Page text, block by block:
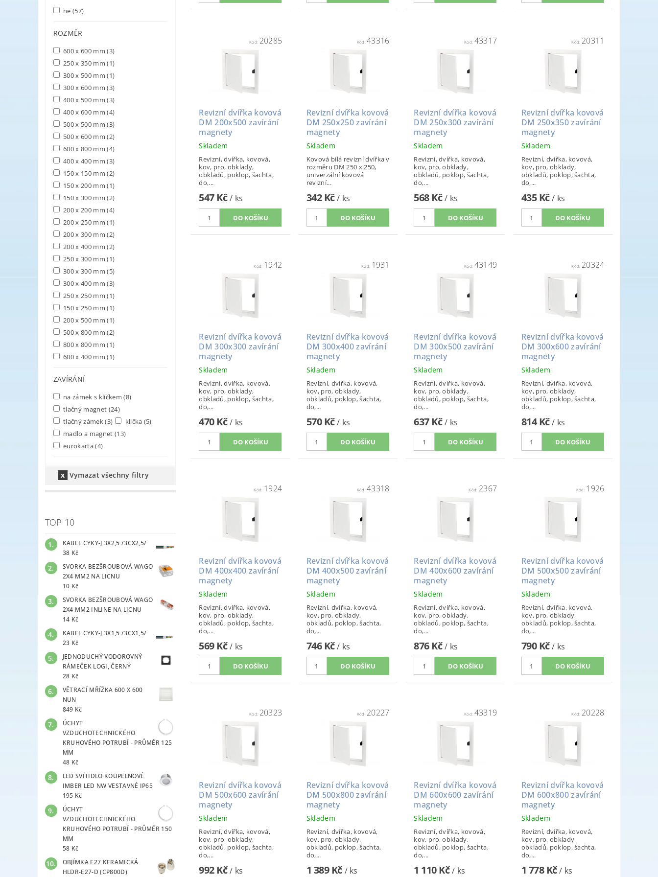
ne(57)
ROZMĚR
600 x 600 mm(3)
250 x 350 mm(1)
300 x 500 mm(1)
300 x 600 mm(3)
400 x 500 mm(3)
400 x 600 mm(4)
500 x 500 mm(3)
500 x 600 mm(2)
600 x 800 mm(4)
400 x 400 mm(3)
150 x 150 mm(2)
150 x 200 mm(1)
150 x 300 mm(2)
200 x 200 mm(4)
200 x 250 mm(1)
200 x 300 mm(2)
200 x 400 mm(2)
250 x 300 mm(1)
300 x 300 mm(5)
300 x 400 mm(3)
250 x 250 mm(1)
150 x 250 mm(1)
200 x 500 mm(1)
500 x 800 mm(2)
800 x 800 mm(1)
600 x 400 mm(1)
ZAVÍRÁNÍ
na zámek s klíčkem(8)
tlačný magnet (24)
tlačný zámek(3) klička (5)
madlo a magnet (13)
eurokarta(4)
Vymazat všechny filtry
TOP 10
KABEL CYKY-J 3X2,5 /3CX2,5/
38 Kč
SVORKA BEZŠROUBOVÁ WAGO
2X4 MM2 NA LICNU
10 Kč
SVORKA BEZŠROUBOVÁ WAGO
2X4 MM2 INLINE NA LICNU
14 Kč
KABEL CYKY-J 3X1,5 /3CX1,5/
23 Kč
JEDNODUCHÝ VODOROVNÝ
RÁMEČEK LOGI, ČERNÝ
28 Kč
VĚTRACÍ MŘÍŽKA 600 X 600
NUN
849 Kč
ÚCHYT
VZDUCHOTECHNICKÉHO
KRUHOVÉHO POTRUBÍ - PRŮMĚR 125
MM
48 Kč
LED SVÍTIDLO KOUPELNOVÉ
IMBER LED NW VESTAVNÉ IP65
195 Kč
ÚCHYT
VZDUCHOTECHNICKÉHO
KRUHOVÉHO POTRUBÍ - PRŮMĚR 150
MM
58 Kč
OBJÍMKA E27 KERAMICKÁ
HLDR-E27-D (CP800D)
Kód: 20285
Revizní dvířka kovová
DM 200x500 zavírání
magnety
Skladem
Revizní, dvířka, kovová,
kov, pro, obklady,
obkladů, poklop, šachta,
do,...
547 Kč/ ks
Kód:43316
Revizní dvířka kovová
DM 250x250 zavírání
magnety
Skladem
Kovová bílá revizní dvířka v
rozměru DM 250 x 250,
univerzální kovová
revizní...
342 Kč/ ks
Kód: 43317
Revizní dvířka kovová
DM 250x300 zavírání
magnety
Skladem
Revizní, dvířka, kovová,
kov, pro, obklady,
obkladů, poklop, šachta,
do,...
568 Kč/ ks
Kód: 20311
Revizní dvířka kovová
DM 250x350 zavírání
magnety
Skladem
Revizní, dvířka, kovová,
kov, pro, obklady,
obkladů, poklop, šachta,
do,...
435 Kč/ ks
Kód: 1942
Revizní dvířka kovová
DM 300x300 zavírání
magnety
Skladem
Revizní, dvířka, kovová,
kov, pro, obklady,
obkladů, poklop, šachta,
do,...
470 Kč/ ks
Kód: 1931
Revizní dvířka kovová
DM 300x400 zavírání
magnety
Skladem
Revizní, dvířka, kovová,
kov, pro, obklady,
obkladů, poklop, šachta,
do,...
570 Kč/ ks
Kód: 43149
Revizní dvířka kovová
DM 300x500 zavírání
magnety
Skladem
Revizní, dvířka, kovová,
kov, pro, obklady,
obkladů, poklop, šachta,
do,...
637 Kč/ ks
Kód: 20324
Revizní dvířka kovová
DM 300x600 zavírání
magnety
Skladem
Revizní, dvířka, kovová,
kov, pro, obklady,
obkladů, poklop, šachta,
do,...
814 Kč/ ks
Kód: 1924
Revizní dvířka kovová
DM 400x400 zavírání
magnety
Skladem
Revizní, dvířka, kovová,
kov, pro, obklady,
obkladů, poklop, šachta,
do,...
569 Kč/ ks
Kód:43318
Revizní dvířka kovová
DM 400x500 zavírání
magnety
Skladem
Revizní, dvířka, kovová,
kov, pro, obklady,
obkladů, poklop, šachta,
do,...
746 Kč/ ks
Kód: 2367
Revizní dvířka kovová
DM 400x600 zavírání
magnety
Skladem
Revizní, dvířka, kovová,
kov, pro, obklady,
obkladů, poklop, šachta,
do,...
876 Kč/ ks
Kód: 1926
Revizní dvířka kovová
DM 500x500 zavírání
magnety
Skladem
Revizní, dvířka, kovová,
kov, pro, obklady,
obkladů, poklop, šachta,
do,...
790 Kč/ ks
Kód: 20323
Revizní dvířka kovová
DM 500x600 zavírání
magnety
Skladem
Revizní, dvířka, kovová,
kov, pro, obklady,
obkladů, poklop, šachta,
do,...
992 Kč/ ks
Kód: 20227
Revizní dvířka kovová
DM 500x800 zavírání
magnety
Skladem
Revizní, dvířka, kovová,
kov, pro, obklady,
obkladů, poklop, šachta,
do,...
1 389 Kč / ks
Kód: 43319
Revizní dvířka kovová
DM 600x600 zavírání
magnety
Skladem
Revizní, dvířka, kovová,
kov, pro, obklady,
obkladů, poklop, šachta,
do,...
1 110 Kč/ ks
Kód: 20228
Revizní dvířka kovová
DM 600x800 zavírání
magnety
Skladem
Revizní, dvířka, kovová,
kov, pro, obklady,
obkladů, poklop, šachta,
do,...
1 778 Kč/ ks